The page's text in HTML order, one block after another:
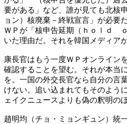
要がある」など、誰が見ても北核
ョン）核廃棄－終戦宣言」が必要
ＷＰが「核申告延期（ｈｏｌｄ
いた理由だ。それを韓国メディア
康長官はもう一度ＷＰオンライン
確認することを望む。それが本当
を。一国の外交長官なら自分の言
けない。追い込まれてもそのよう
ェイクニュースよりも偽の釈明の
趙明均（チョ・ミョンギュン）統